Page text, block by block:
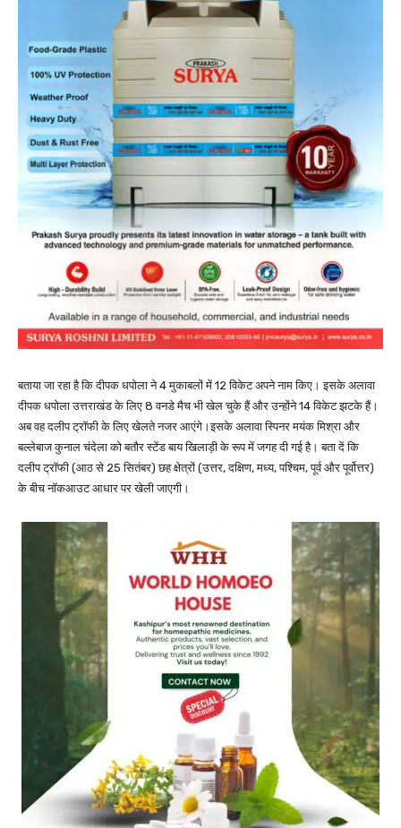
बताया जा रहा है कि दीपक धपोला ने 4 मुकाबलों में 12 विकेट अपने नाम किए। इसके अलावा
दीपक धपोला उत्तराखंड के लिए 8 वनडे मैच भी खेल चुके हैं और उन्होंने 14 विकेट झटके हैं।
अब वह दलीप ट्रॉफी के लिए खेलते नजर आएंगे।इसके अलावा स्पिनर मयंक मिश्रा और
बल्लेबाज कुनाल चंदेला को बतौर स्टेंड बाय खिलाड़ी के रूप में जगह दी गई है। बता दें कि
दलीप ट्रॉफी (आठ से 25 सितंबर) छह क्षेत्रों (उत्तर, दक्षिण, मध्य, पश्चिम, पूर्व और पूर्वोत्तर)
के बीच नॉकआउट आधार पर खेली जाएगी।